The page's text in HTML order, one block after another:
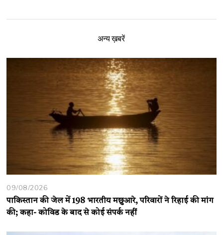
अन्य ख़बरें
09/08/2026
पाकिस्तान की जेल में 198 भारतीय मछुआरे, परिवारों ने रिहाई की मांग
की; कहा- कोविड के बाद से कोई संपर्क नहीं